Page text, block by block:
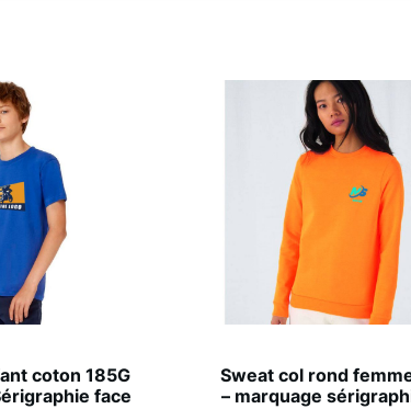
coton 185G
face
Sweat col rond
– marquage